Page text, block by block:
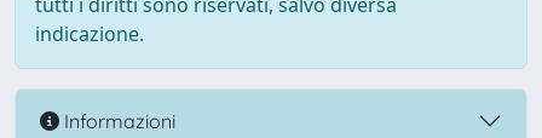
indicazione.
Informazioni